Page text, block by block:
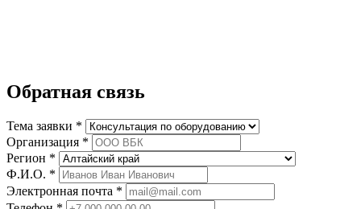
Обратная связь
Тема заявки *
Организация *
Регион *
Ф.И.О. *
Электронная почта *